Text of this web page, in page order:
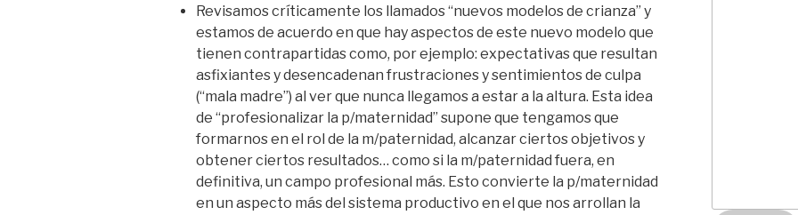
Revisamos críticamente los llamados “nuevos modelos de crianza” y
estamos de acuerdo en que hay aspectos de este nuevo modelo que
tienen contrapartidas como, por ejemplo: expectativas que resultan
asfixiantes y desencadenan frustraciones y sentimientos de culpa
(“mala madre”) al ver que nunca llegamos a estar a la altura. Esta idea
de “profesionalizar la p/maternidad” supone que tengamos que
formarnos en el rol de la m/paternidad, alcanzar ciertos objetivos y
obtener ciertos resultados… como si la m/paternidad fuera, en
definitiva, un campo profesional más. Esto convierte la p/maternidad
en un aspecto más del sistema productivo en el que nos arrollan la